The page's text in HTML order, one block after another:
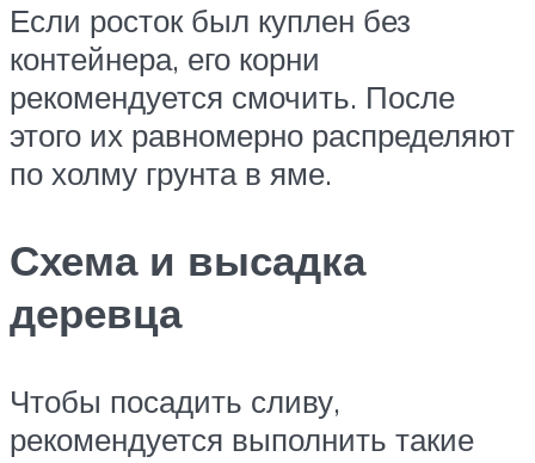
Если росток был куплен без
контейнера, его корни
рекомендуется смочить. После
этого их равномерно распределяют
по холму грунта в яме.
Схема и высадка
деревца
Чтобы посадить сливу,
рекомендуется выполнить такие